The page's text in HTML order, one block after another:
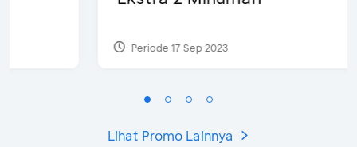
Periode 17 Sep 2023
Lihat Promo Lainnya